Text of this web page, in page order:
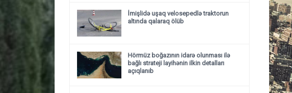
İmişlidə uşaq velosepedlə traktorun
altında qalaraq ölüb
Hörmüz boğazının idarə olunması ilə
bağlı strateji layihənin ilkin detalları
açıqlanıb